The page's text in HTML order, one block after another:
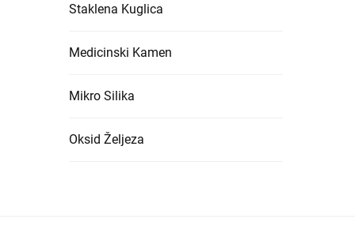
zagađivače iz vode, poboljšavajući prozirnost i
U poljoprivredi, zeolit poboljšava kvalitetu tla i
gnojiva. Također neutralizira kisela tla i uklanja
Staklena Kuglica
Medicinski Kamen
Mikro Silika
Oksid Željeza